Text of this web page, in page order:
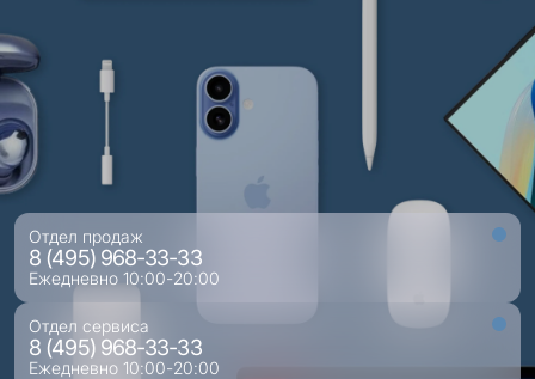
Отдел продаж
8 (495) 968-33-33
Ежедневно 10:00-20:00
Отдел сервиса
8 (495) 968-33-33
Ежедневно 10:00-20:00